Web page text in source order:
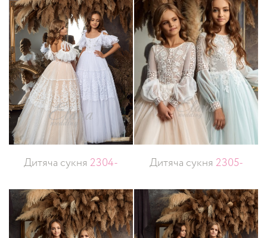
Дитяча сукня 2304- Дитяча сукня 2305-